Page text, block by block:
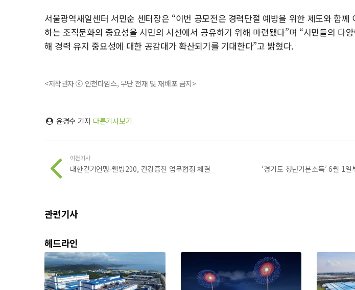
서울광역새일센터 서민순 센터장은 “이번 공모전은 경력단절 예방을 위한 제도와 함께
하는 조직문화의 중요성을 시민의 시선에서 공유하기 위해 마련됐다”며 “시민들의 다
해 경력 유지 중요성에 대한 공감대가 확산되기를 기대한다”고 밝혔다.
<저작권자 ⓒ 인천타임스, 무단 전재 및 재배포 금지>
윤경수 기자 다른기사보기
이전기사
대한걷기연맹-웰빙200, 건강증진 업무협정 체결 ‘경기도 청년기본소득’ 6월 1
관련기사
헤드라인